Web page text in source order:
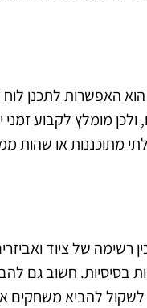
האפשרות לתכנן לוח
מומלץ לקבוע
מתוכננות או
של ציוד
בסיסיות. חשוב גם
לשקול להביא משחקים